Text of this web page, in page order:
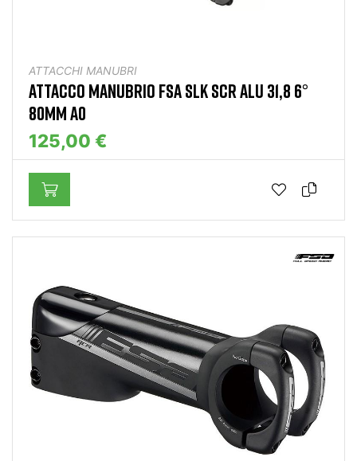
ATTACCHI MANUBRI
ATTACCO MANUBRIO FSA SLK SCR ALU 31,8 6°
80MM A0
125,00 €